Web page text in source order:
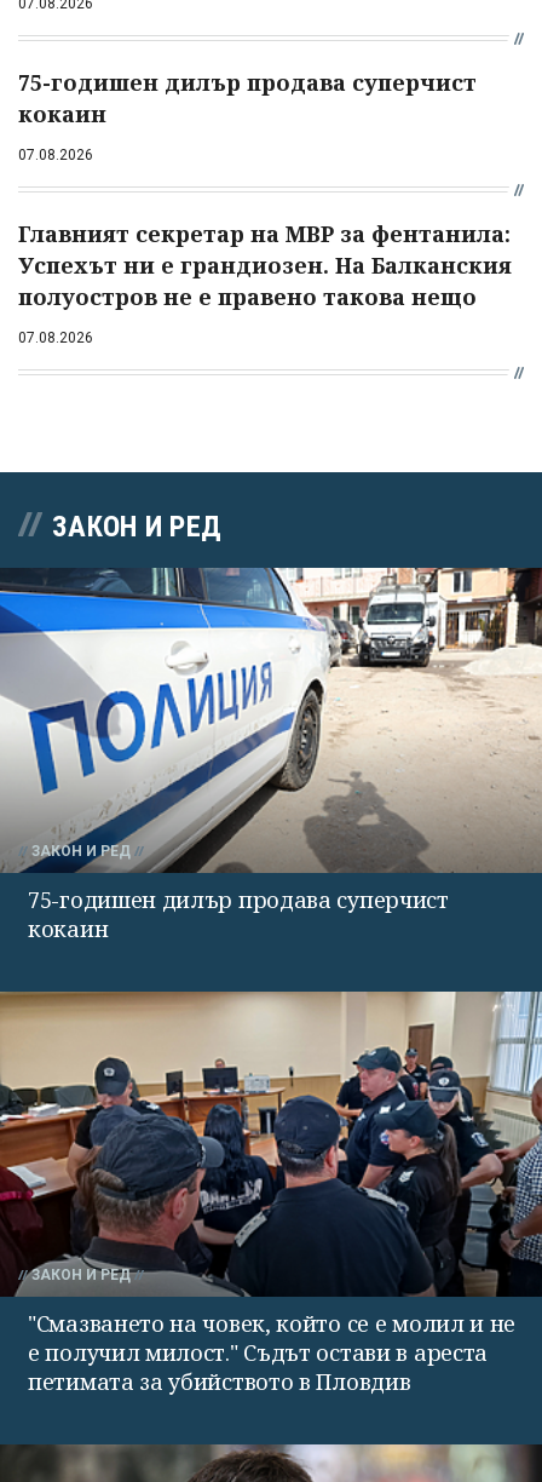
07.08.2026
75-годишен дилър продава суперчист
кокаин
07.08.2026
Главният секретар на МВР за фентанила:
Успехът ни е грандиозен. На Балканския
полуостров не е правено такова нещо
07.08.2026
ЗАКОН И РЕД
ЗАКОН И РЕД
75-годишен дилър продава суперчист
кокаин
ЗАКОН И РЕД
"Смазването на човек, който се е молил и не
е получил милост." Съдът остави в ареста
петимата за убийството в Пловдив